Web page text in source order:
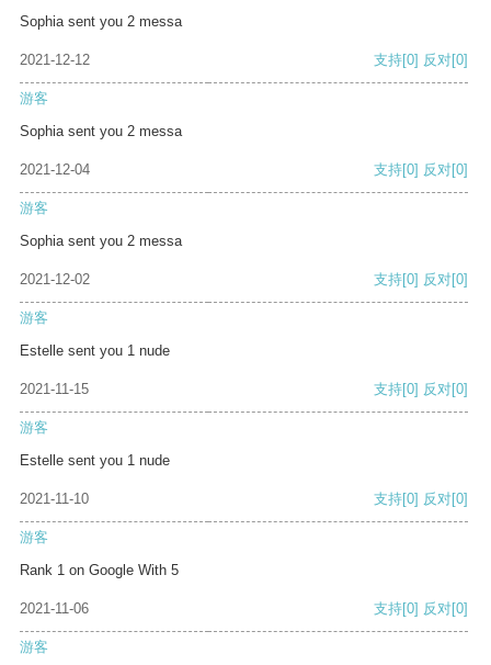
Sophia sent you 2 messa
2021-12-12 支持[0] 反对[0]
游客
Sophia sent you 2 messa
2021-12-04 支持[0] 反对[0]
游客
Sophia sent you 2 messa
2021-12-02 支持[0] 反对[0]
游客
Estelle sent you 1 nude
2021-11-15 支持[0] 反对[0]
游客
Estelle sent you 1 nude
2021-11-10 支持[0] 反对[0]
游客
Rank 1 on Google With 5
2021-11-06 支持[0] 反对[0]
游客